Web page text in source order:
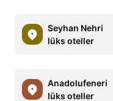
Seyhan Nehri
lüks oteller
Anadolufeneri
lüks oteller